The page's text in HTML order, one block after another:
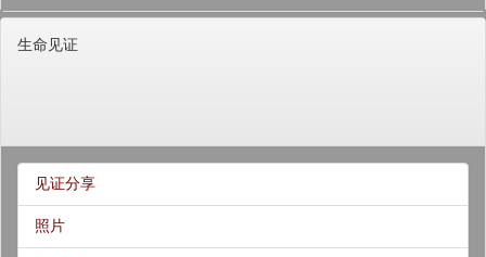
生命见证
见证分享
照片